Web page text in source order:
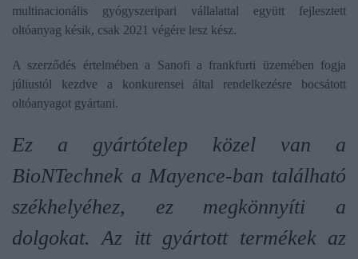
multinacionális gyógyszeripari vállalattal együtt fejlesztett
oltóanyag késik, csak 2021 végére lesz kész.
A szerződés értelmében a Sanofi a frankfurti üzemében fogja
júliustól kezdve a konkurensei által rendelkezésre bocsátott
oltóanyagot gyártani.
Ez a gyártótelep közel van a
BioNTechnek a Mayence-ban található
székhelyéhez, ez megkönnyíti a
dolgokat. Az itt gyártott termékek az